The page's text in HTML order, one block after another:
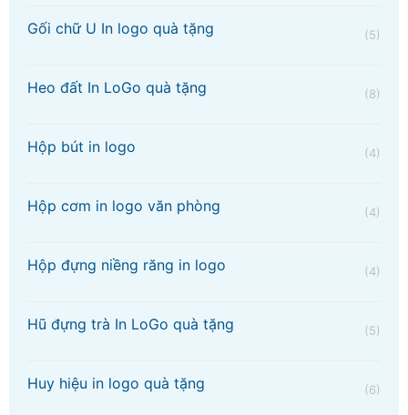
Gối chữ U In logo quà tặng (5)
Heo đất In LoGo quà tặng (8)
Hộp bút in logo (4)
Hộp cơm in logo văn phòng (4)
Hộp đựng niềng răng in logo (4)
Hũ đựng trà In LoGo quà tặng (5)
Huy hiệu in logo quà tặng (6)